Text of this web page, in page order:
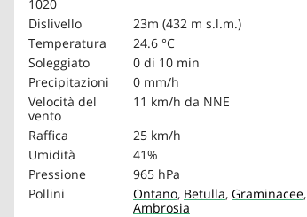
1020
Dislivello
23m (432 m s.l.m.)
Temperatura
24.6 °C
Soleggiato
0 di 10 min
Precipitazioni
0 mm/h
Velocità del
vento
11 km/h da NNE
Raffica
25 km/h
Umidità
41%
Pressione
965 hPa
Pollini
Ontano, Betulla, Graminacee,
Ambrosia